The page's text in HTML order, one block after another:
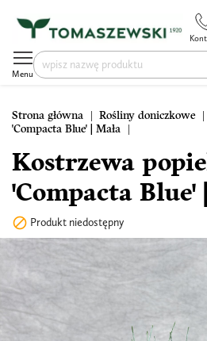
Menu
Strona główna Rośliny doniczkowe
'Compacta Blue' | Mała
Kostrzewa
'Compacta Blue'
 Produkt niedostępny